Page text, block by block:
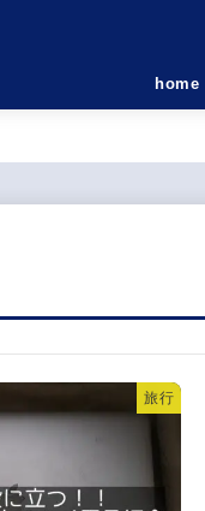
home
旅行